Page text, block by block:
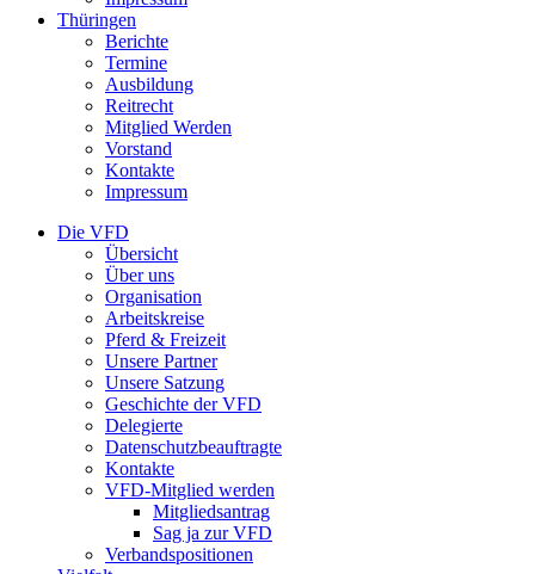
Thüringen
Berichte
Termine
Ausbildung
Reitrecht
Mitglied Werden
Vorstand
Kontakte
Impressum
Die VFD
Übersicht
Über uns
Organisation
Arbeitskreise
Pferd & Freizeit
Unsere Partner
Unsere Satzung
Geschichte der VFD
Delegierte
Datenschutzbeauftragte
Kontakte
VFD-Mitglied werden
Mitgliedsantrag
Sag ja zur VFD
Verbandspositionen